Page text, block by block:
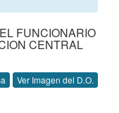
FUNCIONARIO
CENTRAL
Ver Imagen del D.O.